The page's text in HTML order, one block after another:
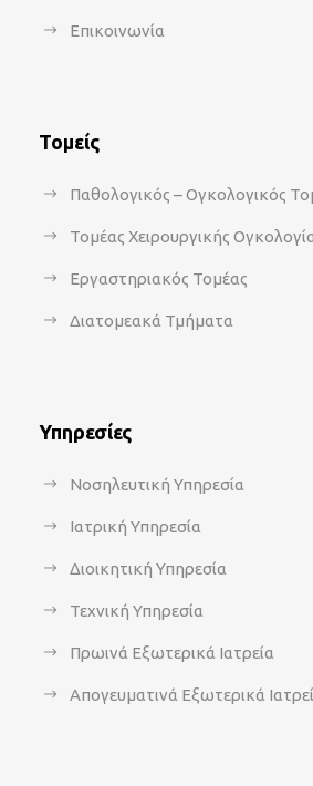
Επικοινωνία
Τομείς
Παθολογικός – Ογκολογικός
Τομέας Χειρουργικής
Εργαστηριακός Τομέας
Διατομεακά Τμήματα
Υπηρεσίες
Νοσηλευτική Υπηρεσία
Ιατρική Υπηρεσία
Διοικητική Υπηρεσία
Τεχνική Υπηρεσία
Πρωινά Εξωτερικά Ιατρεία
Απογευματινά Εξωτερικά